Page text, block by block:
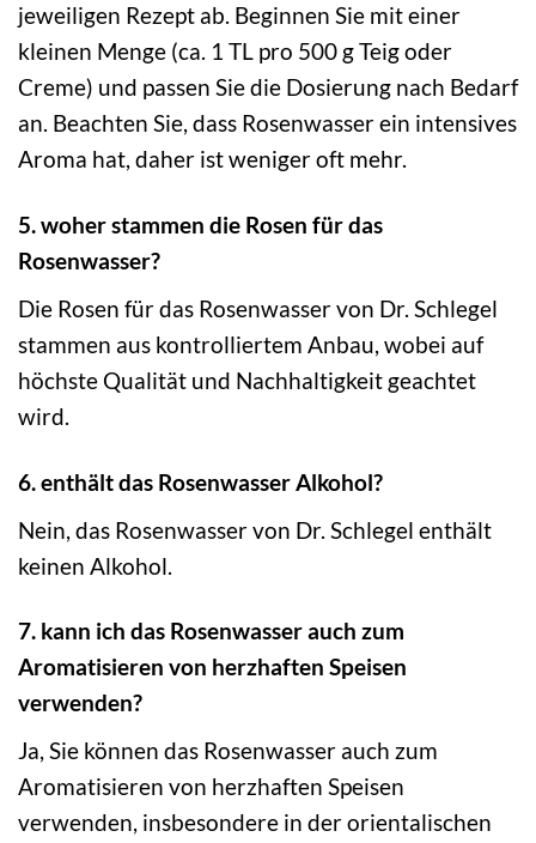
jeweiligen Rezept ab. Beginnen Sie mit einer
kleinen Menge (ca. 1 TL pro 500 g Teig oder
Creme) und passen Sie die Dosierung nach Bedarf
an. Beachten Sie, dass Rosenwasser ein intensives
Aroma hat, daher ist weniger oft mehr.
5. woher stammen die Rosen für das
Rosenwasser?
Die Rosen für das Rosenwasser von Dr. Schlegel
stammen aus kontrolliertem Anbau, wobei auf
höchste Qualität und Nachhaltigkeit geachtet
wird.
6. enthält das Rosenwasser Alkohol?
Nein, das Rosenwasser von Dr. Schlegel enthält
keinen Alkohol.
7. kann ich das Rosenwasser auch zum
Aromatisieren von herzhaften Speisen
verwenden?
Ja, Sie können das Rosenwasser auch zum
Aromatisieren von herzhaften Speisen
verwenden, insbesondere in der orientalischen